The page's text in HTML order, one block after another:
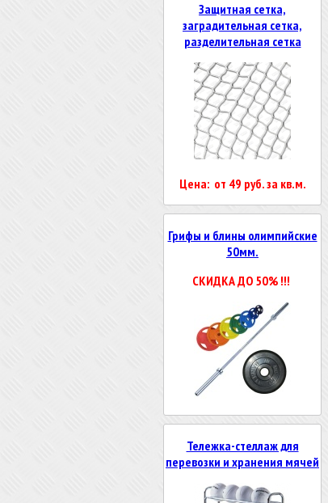
Защитная сетка,
заградительная сетка,
разделительная сетка
Цена: от 49 руб. за кв.м.
Грифы и блины олимпийские
50мм.
СКИДКА ДО 50% !!!
Тележка-стеллаж для
перевозки и хранения мячей